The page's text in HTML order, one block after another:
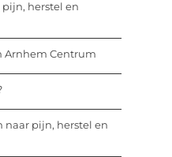
herstel en
Arnhem Centrum
naar pijn, herstel en